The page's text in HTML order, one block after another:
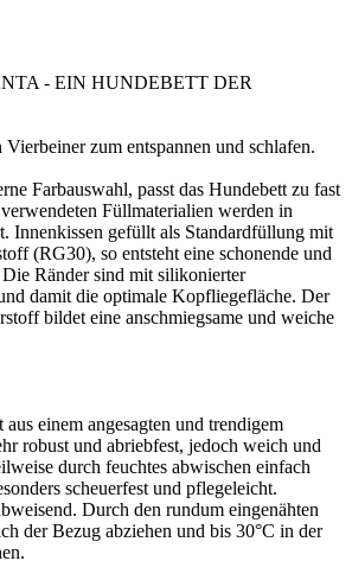
- EIN HUNDEBETT DER
zum entspannen und schlafen.
Farbauswahl, passt das Hundebett zu fast
Füllmaterialien werden in
Innenkissen gefüllt als Standardfüllung mit
(RG30), so entsteht eine schonende und
Ränder sind mit silikonierter
damit die optimale Kopfliegefläche. Der
bildet eine anschmiegsame und weiche
einem angesagten und trendigem
robust und abriebfest, jedoch weich und
durch feuchtes abwischen einfach
scheuerfest und pflegeleicht.
Durch den rundum eingenähten
der Bezug abziehen und bis 30°C in der